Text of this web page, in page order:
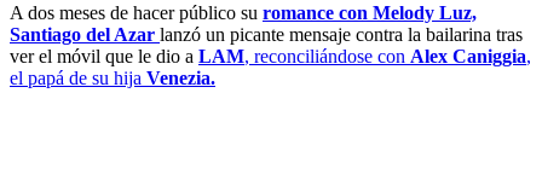
A dos meses de hacer público su romance con Melody Luz,
Santiago del Azar lanzó un picante mensaje contra la bailarina tras
ver el móvil que le dio a LAM, reconciliándose con Alex Caniggia,
el papá de su hija Venezia.